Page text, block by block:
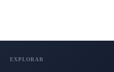
EXPLORAR